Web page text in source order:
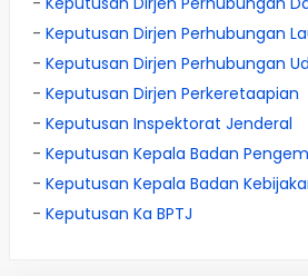
- Keputusan Dirjen Perhubungan
- Keputusan Dirjen Perhubungan
- Keputusan Dirjen Perkeretaapian
- Keputusan Inspektorat Jenderal
- Keputusan Kepala Badan
- Keputusan Kepala Badan
- Keputusan Ka BPTJ